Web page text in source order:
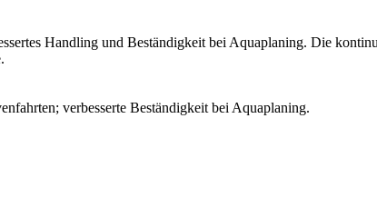
Handling und Beständigkeit bei Aquaplaning. Die
verbesserte Beständigkeit bei Aquaplaning.